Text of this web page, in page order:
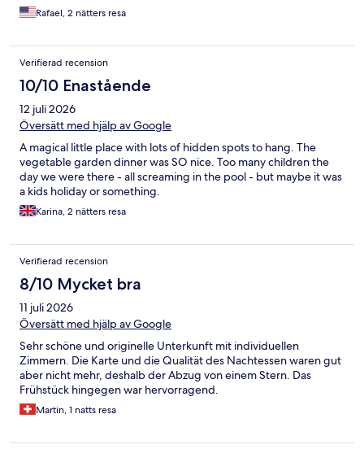
Rafael, 2 nätters resa
Verifierad recension
10/10 Enastående
12 juli 2026
Översätt med hjälp av Google
A magical little place with lots of hidden spots to hang. The
vegetable garden dinner was SO nice. Too many children the
day we were there - all screaming in the pool - but maybe it was
a kids holiday or something.
Karina, 2 nätters resa
Verifierad recension
8/10 Mycket bra
11 juli 2026
Översätt med hjälp av Google
Sehr schöne und originelle Unterkunft mit individuellen
Zimmern. Die Karte und die Qualität des Nachtessen waren gut
aber nicht mehr, deshalb der Abzug von einem Stern. Das
Frühstück hingegen war hervorragend.
Martin, 1 natts resa